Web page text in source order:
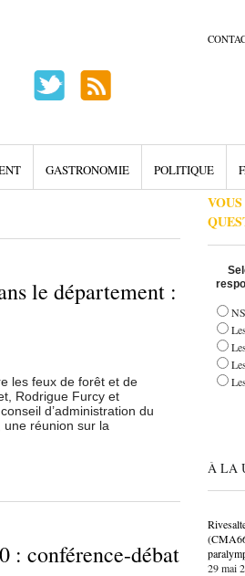
GASTRONOMIE POLITIQUE
le département :
les feux de forêt et de
Rodrigue Furcy et
d’administration du
réunion sur la
: conférence-débat
À LA
29 mai